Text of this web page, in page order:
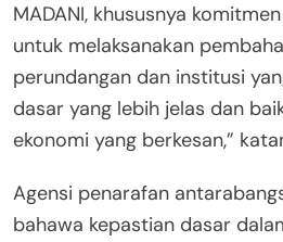
MADANI, khususnya
untuk melaksanakan
perundangan dan institusi
dasar yang lebih jelas dan
ekonomi yang berkesan,”
Agensi penarafan
bahawa kepastian dasar